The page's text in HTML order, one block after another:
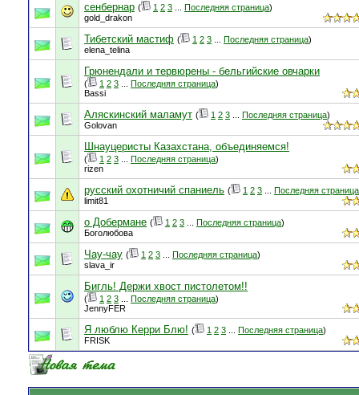
сенбернар ( 1 2 3 Последняя страница)
gold_drakon
Тибетский мастиф ( 1 2 3 Последняя страница)
elena_telina
Грюнендали и тервюрены - бельгийские овчарки
( 1 2 3 Последняя страница)
Bassi
Аляскинский маламут ( 1 2 3 Последняя страница)
Golovan
Шнауцеристы Казахстана, объединяемся!
( 1 2 3 Последняя страница)
rizen
русский охотничий спаниель ( 1 2 3
Последняя страница
limit81
о Добермане ( 1 2 3 Последняя страница)
Боголюбова
Чау-чау ( 1 2 3 Последняя страница)
slava_ir
Бигль! Держи хвост пистолетом!!
( 1 2 3 Последняя страница)
JennyFER
Я люблю Керри Блю! ( 1 2 3 Последняя страница)
FRISK